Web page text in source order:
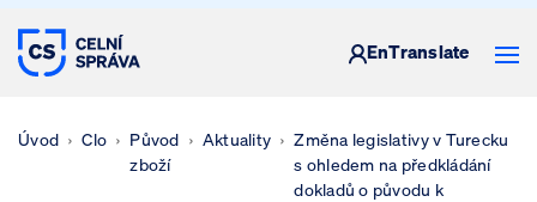
CELNÍ SPRÁVA ČESKÉ REPUBLIKY
EnTranslate
Úvod Clo
Původ
zboží
Aktuality
Změna legislativy v Turecku
s ohledem na předkládání
dokladů o původu k